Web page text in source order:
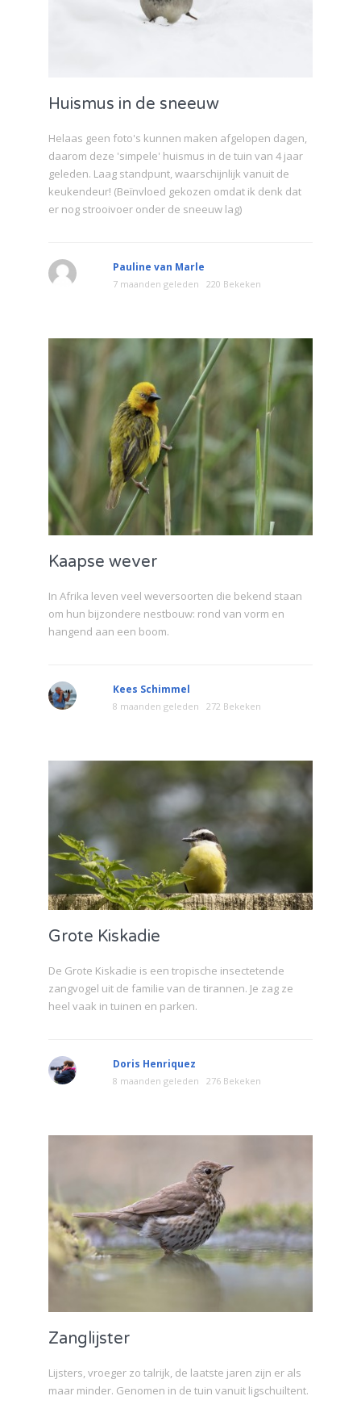
Huismus in de sneeuw
Helaas geen foto's kunnen maken afgelopen dagen,
daarom deze 'simpele' huismus in de tuin van 4 jaar
geleden. Laag standpunt, waarschijnlijk vanuit de
keukendeur! (Beïnvloed gekozen omdat ik denk dat
er nog strooivoer onder de sneeuw lag)
Pauline van Marle
7 maanden geleden 220 Bekeken
Kaapse wever
In Afrika leven veel weversoorten die bekend staan
om hun bijzondere nestbouw: rond van vorm en
hangend aan een boom.
Kees Schimmel
8 maanden geleden 272 Bekeken
Grote Kiskadie
De Grote Kiskadie is een tropische insectetende
zangvogel uit de familie van de tirannen. Je zag ze
heel vaak in tuinen en parken.
Doris Henriquez
8 maanden geleden 276 Bekeken
Zanglijster
Lijsters, vroeger zo talrijk, de laatste jaren zijn er als
maar minder. Genomen in de tuin vanuit ligschuiltent.